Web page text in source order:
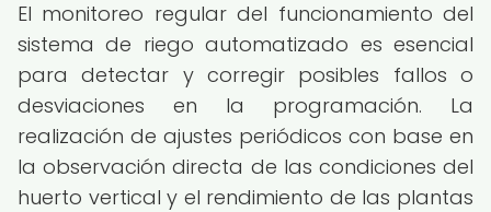
El monitoreo regular del funcionamiento del
sistema de riego automatizado es esencial
para detectar y corregir posibles fallos o
desviaciones en la programación. La
realización de ajustes periódicos con base en
la observación directa de las condiciones del
huerto vertical y el rendimiento de las plantas